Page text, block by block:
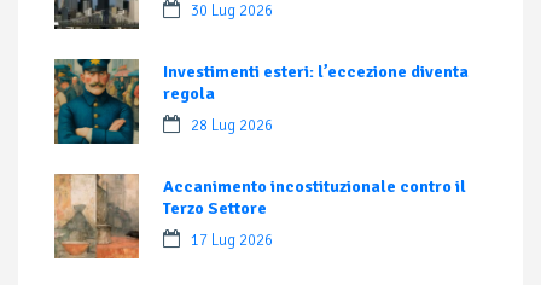
30 Lug 2026
Investimenti esteri: l’eccezione diventa
regola
28 Lug 2026
Accanimento incostituzionale contro il
Terzo Settore
17 Lug 2026